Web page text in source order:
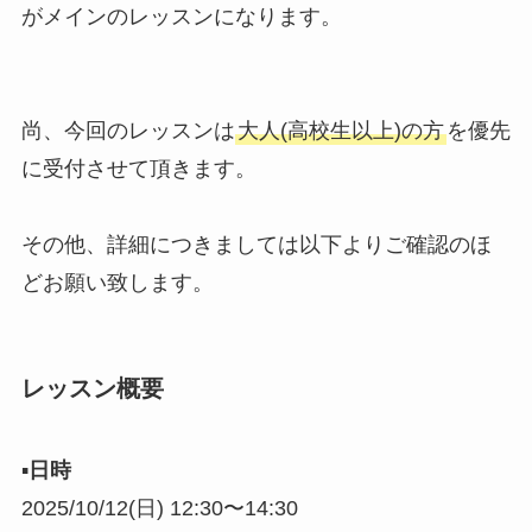
がメインのレッスンになります。
尚、今回のレッスンは大人(高校生以上)の方を優先
に受付させて頂きます。
その他、詳細につきましては以下よりご確認のほ
どお願い致します。
レッスン概要
▪︎日時
2025/10/12(日) 12:30〜14:30